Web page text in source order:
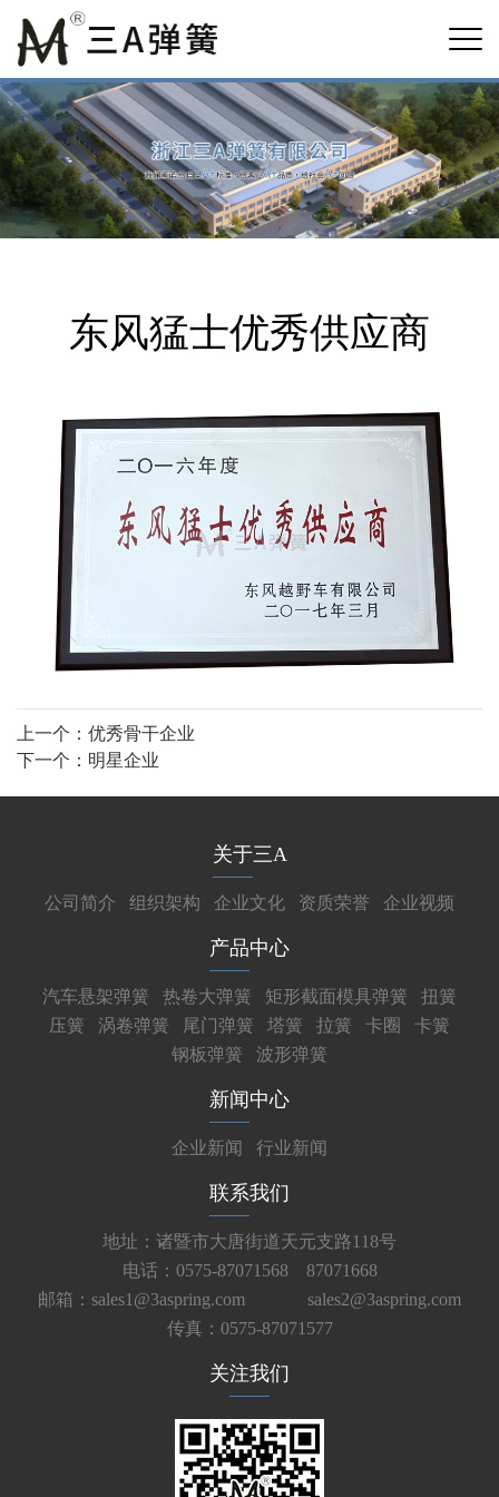
东风猛士优秀供应商
上一个： 优秀骨干企业
下一个： 明星企业
关于三A
公司简介 组织架构 企业文化 资质荣誉 企业视频
产品中心
汽车悬架弹簧 热卷大弹簧 矩形截面模具弹簧
扭簧
压簧
涡卷弹簧 尾门弹簧 塔簧 拉簧 卡圈
卡簧
钢板弹簧
波形弹簧
新闻中心
企业新闻 行业新闻
联系我们
地址：诸暨市大唐街道天元支路118号
电话：0575-87071568 87071668
邮箱：sales1@3aspring.com
sales2@3aspring.com
传真：0575-87071577
关注我们